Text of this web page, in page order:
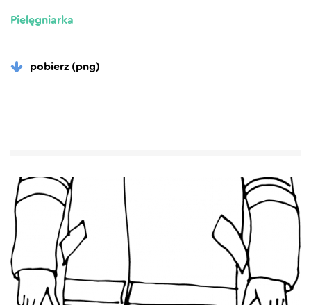
Pielęgniarka
pobierz (png)